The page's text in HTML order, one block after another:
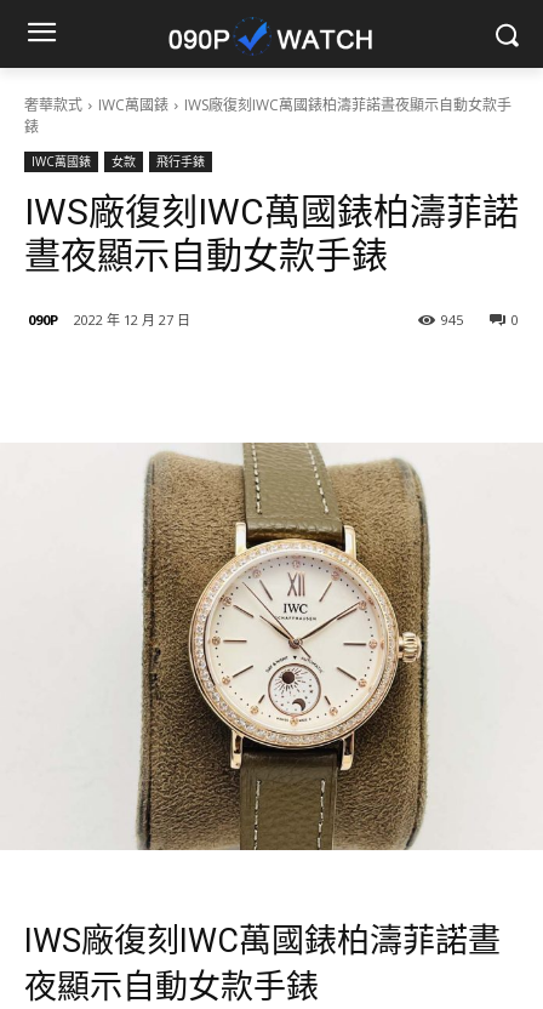
奢華款式 IWC萬國錶
IWS廠復刻IWC萬國錶柏濤菲諾晝夜顯示自動女款手
錶
IWC萬國錶 女款 飛行手錶
IWS廠復刻IWC萬國錶柏濤菲諾
晝夜顯示自動女款手錶
090P 2022 年 12 月 27 日 0
945
IWS廠復刻IWC萬國錶柏濤菲諾晝
夜顯示自動女款手錶